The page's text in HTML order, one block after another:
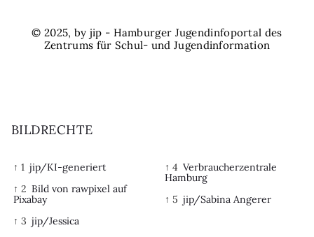
© 2025, by jip - Hamburger Jugendinfoportal des
Zentrums für Schul- und Jugendinformation
BILDRECHTE
↑ 1 jip/KI-generiert
↑ 2 Bild von rawpixel auf
Pixabay
↑ 3 jip/Jessica
↑ 4 Verbraucherzentrale
Hamburg
↑ 5 jip/Sabina Angerer